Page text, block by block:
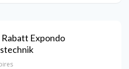
Rabatt Expondo